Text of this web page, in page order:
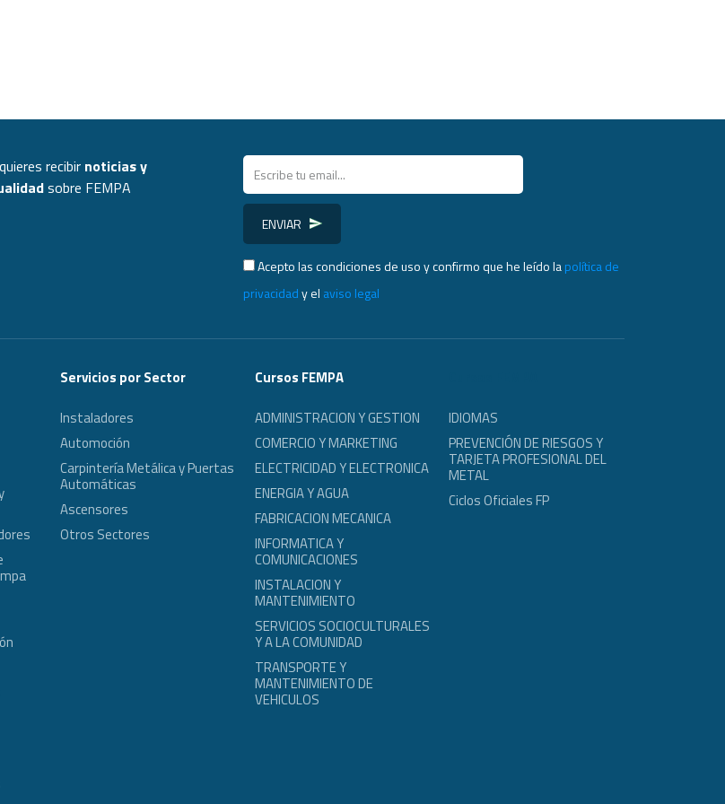
recibir noticias y
sobre FEMPA
Acepto las condiciones de uso y confirmo que he leído lapolítica de
privacidady el aviso legal
ENVIAR
Servicios por Sector
Instaladores
Automoción
Carpintería Metálica y Puertas
Automáticas
Ascensores
Otros Sectores
Cursos FEMPA
ADMINISTRACION Y GESTION
COMERCIO Y MARKETING
ELECTRICIDAD Y ELECTRONICA
ENERGIA Y AGUA
FABRICACION MECANICA
INFORMATICA Y
COMUNICACIONES
INSTALACION Y
MANTENIMIENTO
SERVICIOS SOCIOCULTURALES
Y A LA COMUNIDAD
TRANSPORTE Y
MANTENIMIENTO DE
VEHICULOS
IDIOMAS
PREVENCIÓN DE RIESGOS Y
TARJETA PROFESIONAL DEL
METAL
Ciclos Oficiales FP